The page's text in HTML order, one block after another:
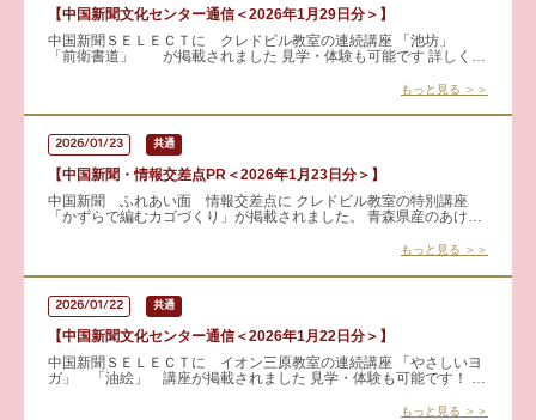
【中国新聞文化センター通信＜2026年1月29日分＞】
中国新聞ＳＥＬＥＣＴに クレドビル教室の連続講座 「池坊」
「前衛書道」 が掲載されました 見学・体験も可能です 詳しくは
もっと見る ＞＞
2026/01/23 共通
【中国新聞・情報交差点PR＜2026年1月23日分＞】
中国新聞 ふれあい面 情報交差点に クレドビル教室の特別講座
「かずらで編むカゴづくり」が掲載されました。 青森県産のあけび
もっと見る ＞＞
2026/01/22 共通
【中国新聞文化センター通信＜2026年1月22日分＞】
中国新聞ＳＥＬＥＣＴに イオン三原教室の連続講座 「やさしいヨ
ガ」 「油絵」 講座が掲載されました 見学・体験も可能です！ 詳
もっと見る ＞＞